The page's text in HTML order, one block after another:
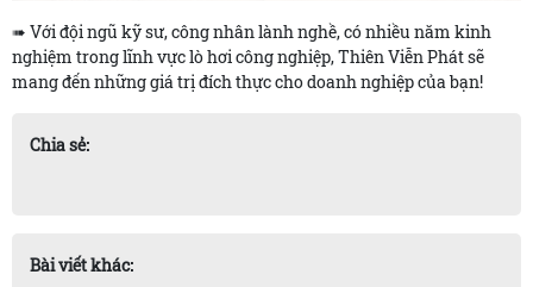
➠ Với đội ngũ kỹ sư, công nhân lành nghề, có nhiều năm kinh
nghiệm trong lĩnh vực lò hơi công nghiệp, Thiên Viễn Phát sẽ
mang đến những giá trị đích thực cho doanh nghiệp của bạn!
Chia sẻ:
Bài viết khác: